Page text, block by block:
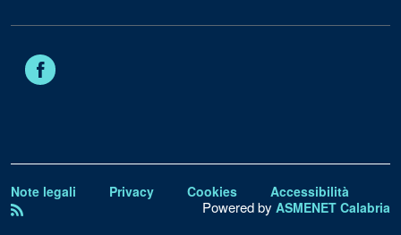
Note legali Privacy Cookies Accessibilità
Powered by ASMENET Calabria